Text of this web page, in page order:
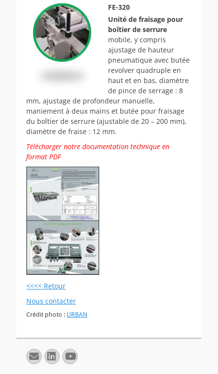
FE-320
Unité de fraisage pour
boîtier de serrure
mobile, y compris
ajustage de hauteur
pneumatique avec butée
revolver quadruple en
haut et en bas, diamètre
de pince de serrage : 8
mm, ajustage de profondeur manuelle,
maniement à deux mains et butée pour fraisage
du boîtier de serrure (ajustable de 20 – 200 mm),
diamètre de fraise : 12 mm.
Télécharger notre documentation technique en
format PDF
<<<< Retour
Nous contacter
Crédit photo : URBAN
E-
mail
Linkedin
YouTube